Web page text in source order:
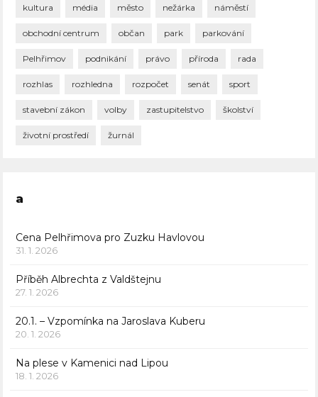
kultura média město nežárka náměstí
obchodní centrum občan park parkování
Pelhřimov podnikání právo příroda rada
rozhlas rozhledna rozpočet senát sport
stavební zákon volby zastupitelstvo školství
životní prostředí žurnál
a
Cena Pelhřimova pro Zuzku Havlovou
31. 1. 2026
Příběh Albrechta z Valdštejnu
27. 1. 2026
20.1. – Vzpomínka na Jaroslava Kuberu
20. 1. 2026
Na plese v Kamenici nad Lipou
18. 1. 2026